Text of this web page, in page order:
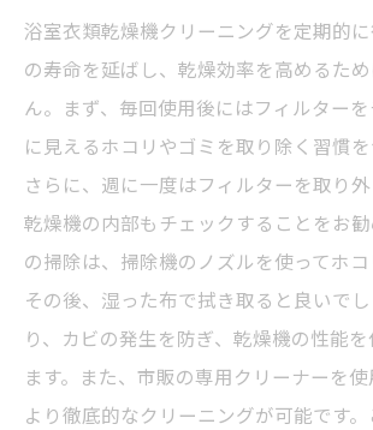
浴室衣類乾燥機クリーニングを定期的
の寿命を延ばし、乾燥効率を高めるた
ん。まず、毎回使用後にはフィルター
に見えるホコリやゴミを取り除く習慣を
さらに、週に一度はフィルターを取り外
乾燥機の内部もチェックすることをお
の掃除は、掃除機のノズルを使ってホコ
その後、湿った布で拭き取ると良いで
り、カビの発生を防ぎ、乾燥機の性能
ます。また、市販の専用クリーナーを使
より徹底的なクリーニングが可能です